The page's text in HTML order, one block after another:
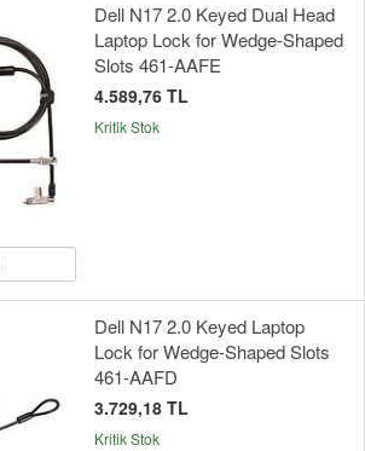
Dell N17 2.0 Keyed Dual Head
Laptop Lock for Wedge-Shaped
Slots 461-AAFE
4.589,76 TL
Kritik Stok
Dell N17 2.0 Keyed Laptop
Lock for Wedge-Shaped Slots
461-AAFD
3.729,18 TL
Kritik Stok